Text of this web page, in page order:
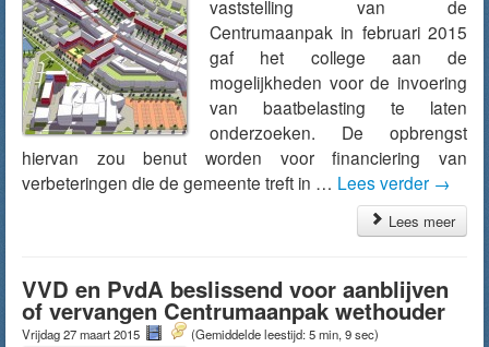
vaststelling van de
Centrumaanpak in februari 2015
gaf het college aan de
mogelijkheden voor de invoering
van baatbelasting te laten
onderzoeken. De opbrengst
hiervan zou benut worden voor financiering van
verbeteringen die de gemeente treft in … Lees verder →
Lees meer
VVD en PvdA beslissend voor aanblijven
of vervangen Centrumaanpak wethouder
Vrijdag 27 maart 2015 (Gemiddelde leestijd: 5 min, 9 sec)